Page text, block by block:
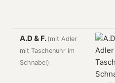
A.D & F. (mit Adler
mit Taschenuhr im
Schnabel)